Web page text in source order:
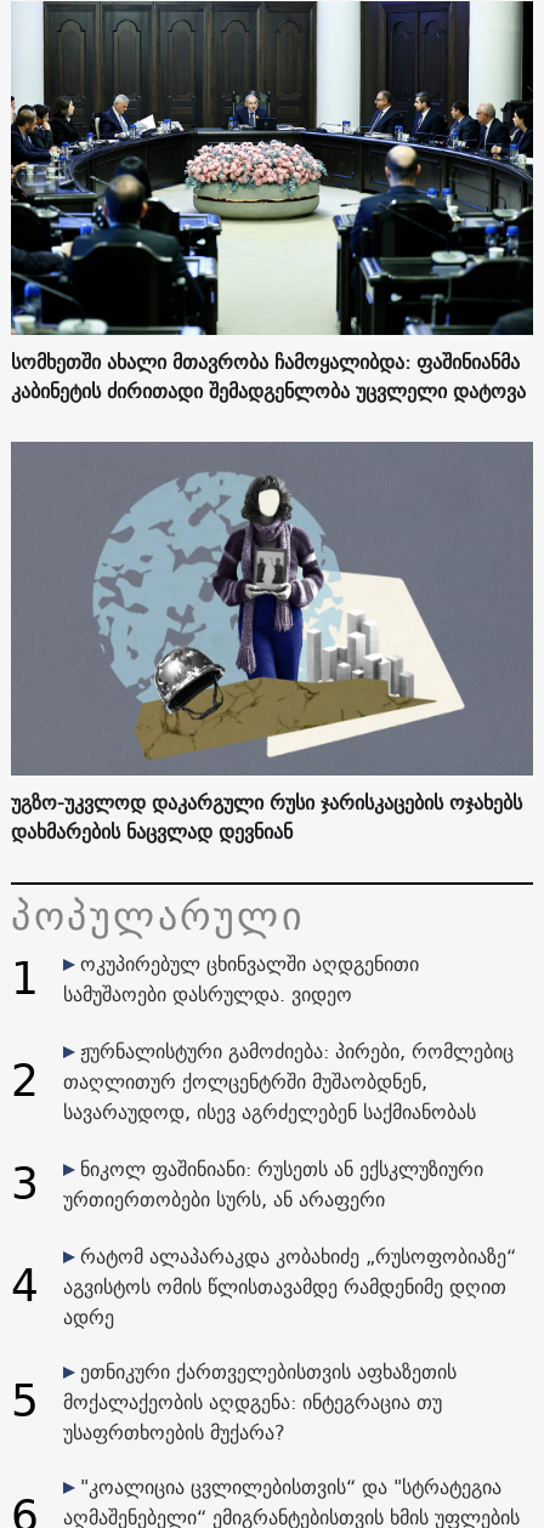
სომხეთში ახალი მთავრობა ჩამოყალიბდა: ფაშინიანმა
კაბინეტის ძირითადი შემადგენლობა უცვლელი დატოვა
უგზო-უკვლოდ დაკარგული რუსი ჯარისკაცების ოჯახებს
დახმარების ნაცვლად დევნიან
პოპულარული
1
ოკუპირებულ ცხინვალში აღდგენითი
სამუშაოები დასრულდა. ვიდეო
2
ჟურნალისტური გამოძიება: პირები, რომლებიც
თაღლითურ ქოლცენტრში მუშაობდნენ,
სავარაუდოდ, ისევ აგრძელებენ საქმიანობას
3
ნიკოლ ფაშინიანი: რუსეთს ან ექსკლუზიური
ურთიერთობები სურს, ან არაფერი
4
რატომ ალაპარაკდა კობახიძე „რუსოფობიაზე“
აგვისტოს ომის წლისთავამდე რამდენიმე დღით
ადრე
5
ეთნიკური ქართველებისთვის აფხაზეთის
მოქალაქეობის აღდგენა: ინტეგრაცია თუ
უსაფრთხოების მუქარა?
"კოალიცია ცვლილებისთვის“ და "სტრატეგია
აღმაშენებელი“ ემიგრანტებისთვის ხმის უფლების